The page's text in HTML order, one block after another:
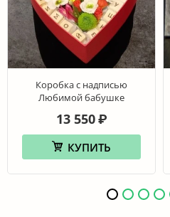
Коробка с надписью
Любимой бабушке
13 550 ₽
КУПИТЬ